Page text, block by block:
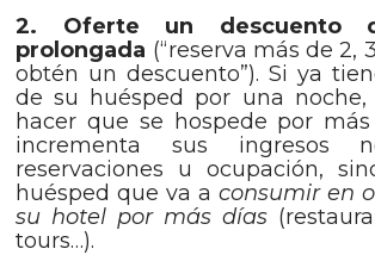
2. Oferte un descuento
prolongada (“reserva más de 2,
obtén un descuento”). Si ya
de su huésped por una noche,
hacer que se hospede por
incrementa sus ingresos
reservaciones u ocupación,
huésped que va a consumir en
su hotel por más días
tours…).